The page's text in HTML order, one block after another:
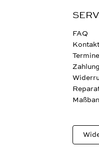
FAQ
Kontakt